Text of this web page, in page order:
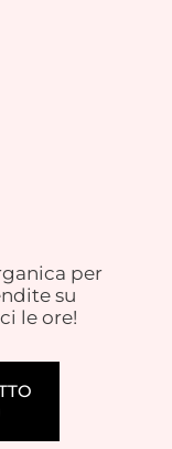
per
su
le ore!